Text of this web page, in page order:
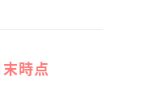
時点